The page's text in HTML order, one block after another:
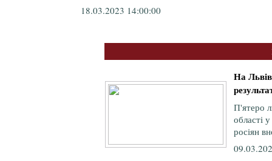
18.03.2023 14:00:00
На
П'ятеро
області
росіян